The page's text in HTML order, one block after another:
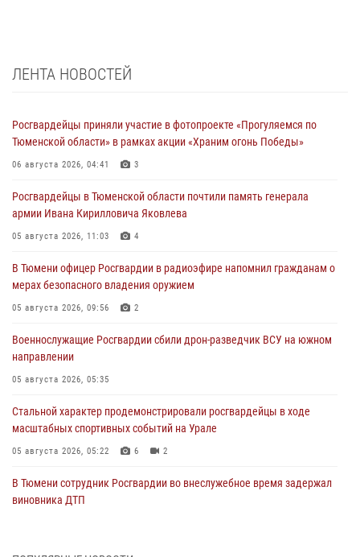
ЛЕНТА НОВОСТЕЙ
Росгвардейцы приняли участие в фотопроекте «Прогуляемся по
Тюменской области» в рамках акции «Храним огонь Победы»
06 августа 2026, 04:41 3
Росгвардейцы в Тюменской области почтили память генерала
армии Ивана Кирилловича Яковлева
05 августа 2026, 11:03 4
В Тюмени офицер Росгвардии в радиоэфире напомнил гражданам о
мерах безопасного владения оружием
05 августа 2026, 09:56 2
Военнослужащие Росгвардии сбили дрон-разведчик ВСУ на южном
направлении
05 августа 2026, 05:35
Стальной характер продемонстрировали росгвардейцы в ходе
масштабных спортивных событий на Урале
05 августа 2026, 05:22 6 2
В Тюмени сотрудник Росгвардии во внеслужебное время задержал
виновника ДТП
Со 101-м Днём рождения поздравили сотрудники Росгвардии